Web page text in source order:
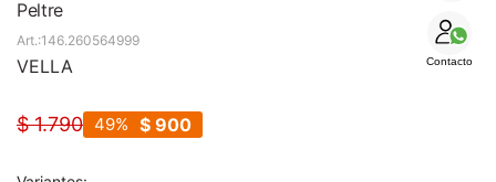
Peltre
Contacto
146.260564999
VELLA
$ 1.790 $ 900
49